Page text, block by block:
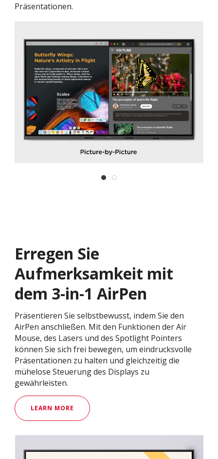
Präsentationen.
Erregen Sie
Aufmerksamkeit mit
dem 3-in-1 AirPen
Präsentieren Sie selbstbewusst, indem Sie den
AirPen anschließen. Mit den Funktionen der Air
Mouse, des Lasers und des Spotlight Pointers
können Sie sich frei bewegen, um eindrucksvolle
Präsentationen zu halten und gleichzeitig die
mühelose Steuerung des Displays zu
gewährleisten.
LEARN MORE